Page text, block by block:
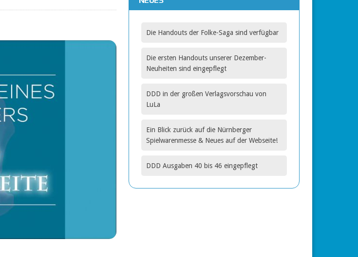
Die Handouts der Folke-Saga sind verfügbarDie Handouts der Folke-Saga sind verfügbar
Die ersten Handouts unserer Dezember-
Neuheiten sind eingepflegt
DDD in der großen Verlagsvorschau von
LuLa
Ein Blick zurück auf die Nürnberger
Spielwarenmesse & Neues auf der Webseite!
DDD Ausgaben 40 bis 46 eingepflegt